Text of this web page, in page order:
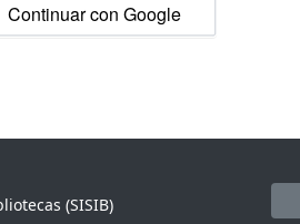
Continuar con Google
(SISIB)